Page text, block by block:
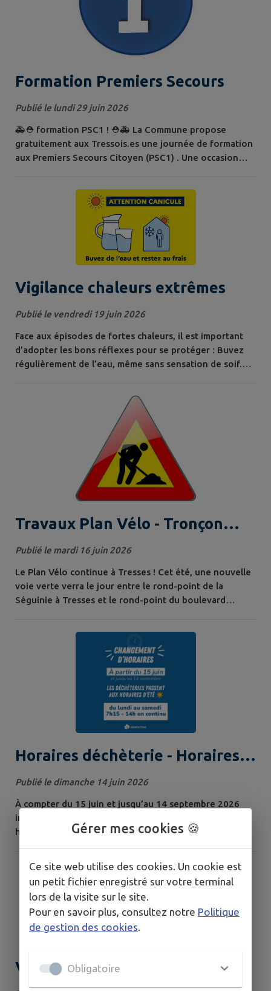
Formation Premiers Secours
Publié le lundi 29 juin 2026
🚑⛑️ formation PSC1 ! ⛑️🚑 La Commune propose
gratuitement aux Tressois.es une journée de formation
aux Premiers Secours Citoyen (PSC1) . Une occasion
Vigilance chaleurs extrêmes
Publié le vendredi 19 juin 2026
Face aux épisodes de fortes chaleurs, il est important
d’adopter les bons réflexes pour se protéger : Buvez
régulièrement de l’eau, même sans sensation de soif.
durant la journée. Évitez les sorties ainsi que les
activités physiques et sportives aux heures les plus
Travaux Plan Vélo - Tronçon
rond-point de Sénailhac /
Artigues
Publié le mardi 16 juin 2026
Le Plan Vélo continue à Tresses ! Cet été, une nouvelle
voie verte verra le jour entre le rond-point de la
Séguinie à Tresses et le rond-point du boulevard
les Coteaux bordelais, le développement des mobilités
douces se poursuit avec un nouveau projet structurant.
Après la création en 2024 de la voie...
Horaires déchèterie - Horaires
d'été
Publié le dimanche 14 juin 2026
À compter du 15 juin et jusqu’au 14 septembre 2026
inclus , les déchèteries du SEMOCTOM passent en
horaires d’été. 🕖 Nouveaux horaires : 7h15 à 14h en
en déchèteries ⚠️ Des travaux de modernisation des
systèmes d’accès aux déchèteries sont prévus dans
toutes nos déchèteries, des perturbations sont à
prévoir jusqu'à mi-juillet. 👉 Les...
Vigilance démarchage à
Gérer mes cookies 🍪
Ce site web utilise des cookies. Un cookie est
un petit fichier enregistré sur votre terminal
lors de la visite sur le site.
Pour en savoir plus, consultez notre Politique
de gestion des cookies
Obligatoire